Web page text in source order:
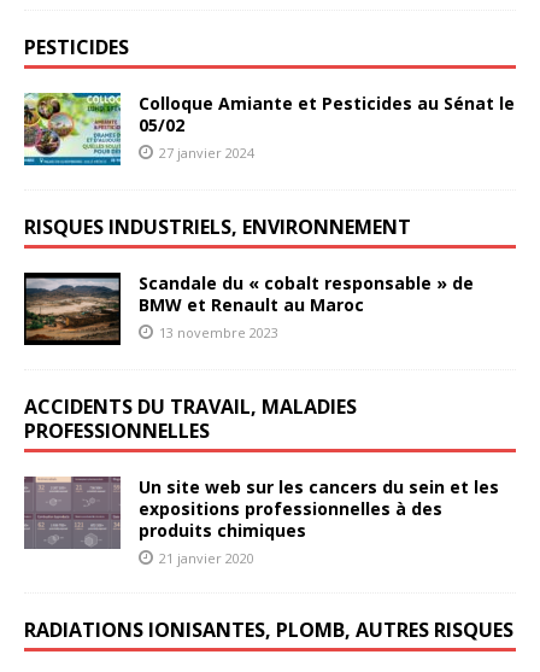
PESTICIDES
Colloque Amiante et Pesticides au Sénat le
05/02
27 janvier 2024
RISQUES INDUSTRIELS, ENVIRONNEMENT
Scandale du « cobalt responsable » de
BMW et Renault au Maroc
13 novembre 2023
ACCIDENTS DU TRAVAIL, MALADIES
PROFESSIONNELLES
Un site web sur les cancers du sein et les
expositions professionnelles à des
produits chimiques
21 janvier 2020
RADIATIONS IONISANTES, PLOMB, AUTRES RISQUES